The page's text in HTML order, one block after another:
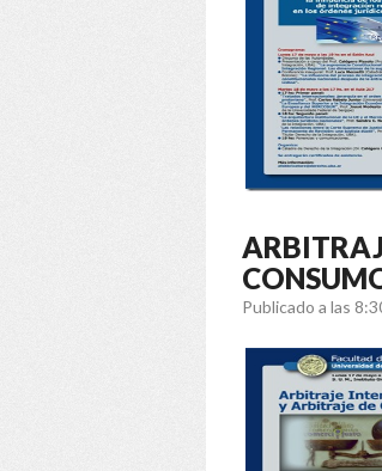
Publicado a las